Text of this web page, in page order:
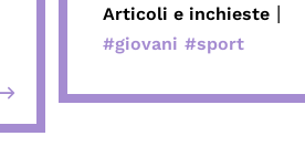
Articoli e inchieste |
#giovani #sport